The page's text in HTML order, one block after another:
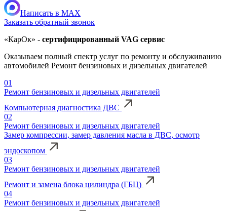
Написать в MAX
Заказать обратный звонок
«КарОк» - сертифицированный VAG сервис
Оказываем полный спектр услуг по ремонту и обслуживанию
автомобилей Ремонт бензиновых и дизельных двигателей
01
Ремонт бензиновых и дизельных двигателей
Компьютерная диагностика ДВС
02
Ремонт бензиновых и дизельных двигателей
Замер компрессии, замер давления масла в ДВС, осмотр
эндоскопом
03
Ремонт бензиновых и дизельных двигателей
Ремонт и замена блока цилиндра (ГБЦ)
04
Ремонт бензиновых и дизельных двигателей